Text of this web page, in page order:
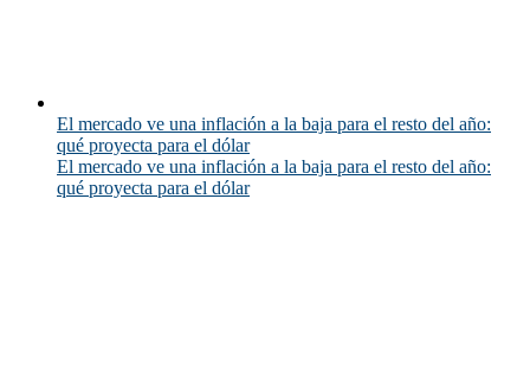
El mercado ve una inflación a la baja para el resto del año:
qué proyecta para el dólar
El mercado ve una inflación a la baja para el resto del año:
qué proyecta para el dólar